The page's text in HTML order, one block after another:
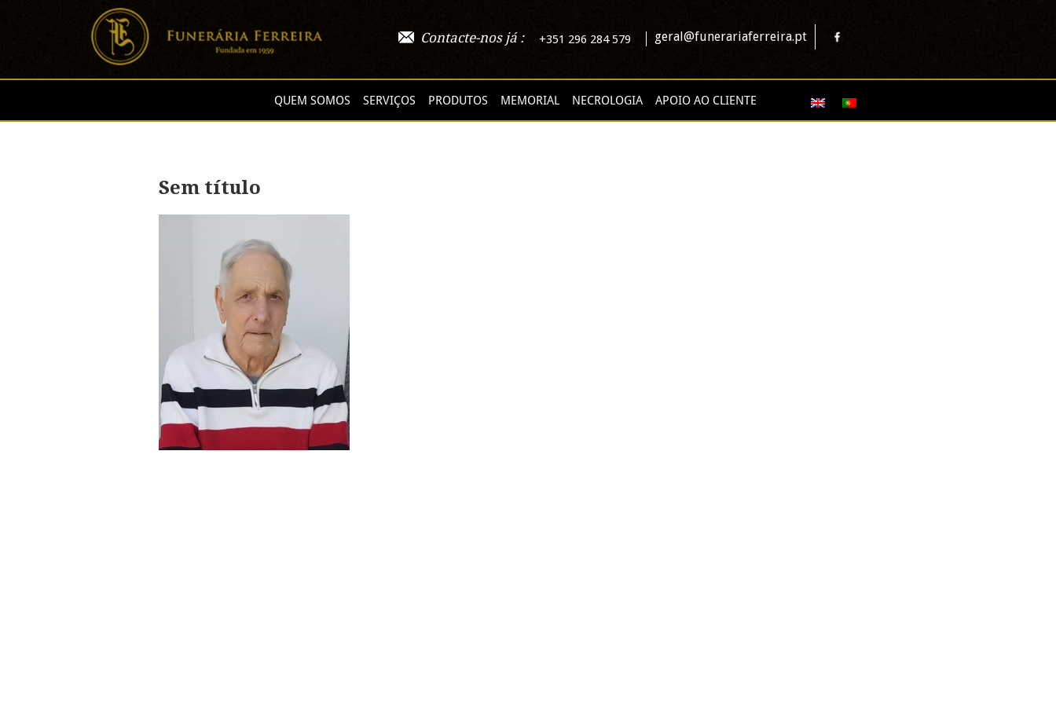
Contacte-nos já : +351 296 284 579 geral@funerariaferreira.pt
QUEM SOMOS SERVIÇOS PRODUTOS MEMORIAL NECROLOGIA APOIO AO CLIENTE
Sem título